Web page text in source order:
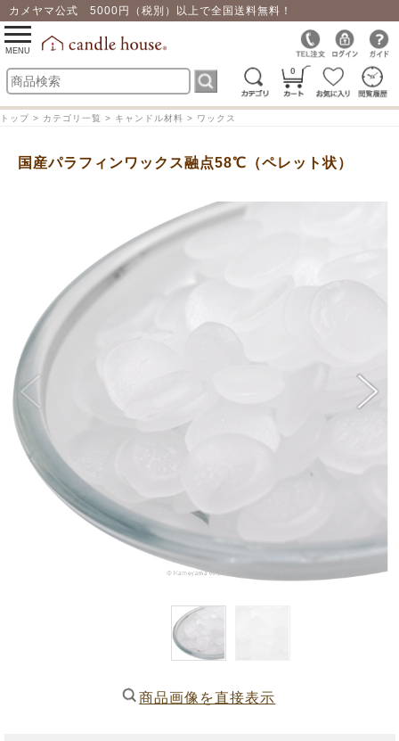
カメヤマ公式 5000円（税別）以上で全国送料無料！
0
toggle
navigation
MENU
トップ > カテゴリ一覧 > キャンドル材料 > ワックス
国産パラフィンワックス融点58℃（ペレット状）
商品画像を直接表示